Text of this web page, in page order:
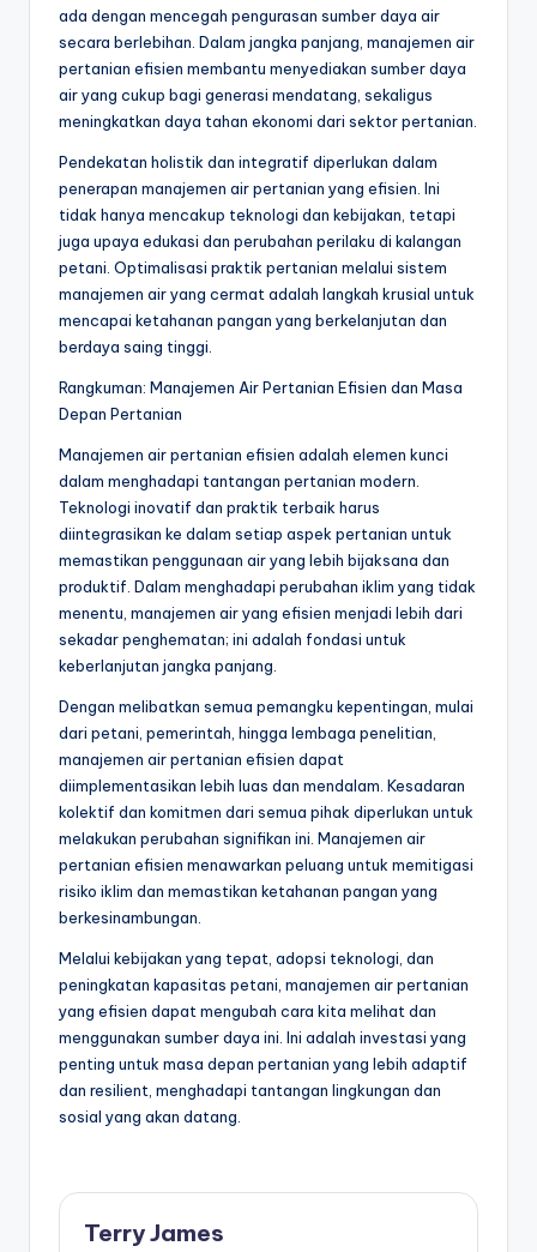
ada dengan mencegah pengurasan sumber daya air
secara berlebihan. Dalam jangka panjang, manajemen air
pertanian efisien membantu menyediakan sumber daya
air yang cukup bagi generasi mendatang, sekaligus
meningkatkan daya tahan ekonomi dari sektor pertanian.
Pendekatan holistik dan integratif diperlukan dalam
penerapan manajemen air pertanian yang efisien. Ini
tidak hanya mencakup teknologi dan kebijakan, tetapi
juga upaya edukasi dan perubahan perilaku di kalangan
petani. Optimalisasi praktik pertanian melalui sistem
manajemen air yang cermat adalah langkah krusial untuk
mencapai ketahanan pangan yang berkelanjutan dan
berdaya saing tinggi.
Rangkuman: Manajemen Air Pertanian Efisien dan Masa
Depan Pertanian
Manajemen air pertanian efisien adalah elemen kunci
dalam menghadapi tantangan pertanian modern.
Teknologi inovatif dan praktik terbaik harus
diintegrasikan ke dalam setiap aspek pertanian untuk
memastikan penggunaan air yang lebih bijaksana dan
produktif. Dalam menghadapi perubahan iklim yang tidak
menentu, manajemen air yang efisien menjadi lebih dari
sekadar penghematan; ini adalah fondasi untuk
keberlanjutan jangka panjang.
Dengan melibatkan semua pemangku kepentingan, mulai
dari petani, pemerintah, hingga lembaga penelitian,
manajemen air pertanian efisien dapat
diimplementasikan lebih luas dan mendalam. Kesadaran
kolektif dan komitmen dari semua pihak diperlukan untuk
melakukan perubahan signifikan ini. Manajemen air
pertanian efisien menawarkan peluang untuk memitigasi
risiko iklim dan memastikan ketahanan pangan yang
berkesinambungan.
Melalui kebijakan yang tepat, adopsi teknologi, dan
peningkatan kapasitas petani, manajemen air pertanian
yang efisien dapat mengubah cara kita melihat dan
menggunakan sumber daya ini. Ini adalah investasi yang
penting untuk masa depan pertanian yang lebih adaptif
dan resilient, menghadapi tantangan lingkungan dan
sosial yang akan datang.
Terry James